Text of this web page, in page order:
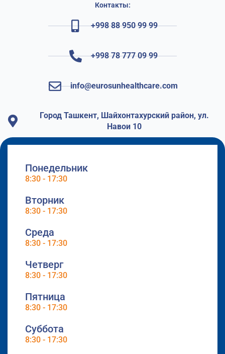
Понедельник
8:30 - 17:30
Вторник
8:30 - 17:30
Среда
8:30 - 17:30
Четверг
8:30 - 17:30
Пятница
8:30 - 17:30
Суббота
8:30 - 17:30
Контакты:
+998 88 950 99 99
+998 78 777 09 99
info@eurosunhealthcare.com
Город Ташкент, Шайхонтахурский район, ул.
Навои 10